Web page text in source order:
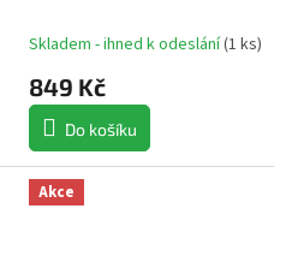
Skladem - ihned k odeslání(1 ks)
849 Kč
Do košíku
Akce